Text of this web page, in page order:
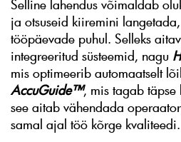
Selline lahendus võimaldab
ja otsuseid kiiremini
tööpäevade puhul. Selleks
integreeritud süsteemid, nagu
mis optimeerib automaatselt
AccuGuide™, mis tagab
see aitab vähendada
samal ajal töö kõrge kvaliteedi.